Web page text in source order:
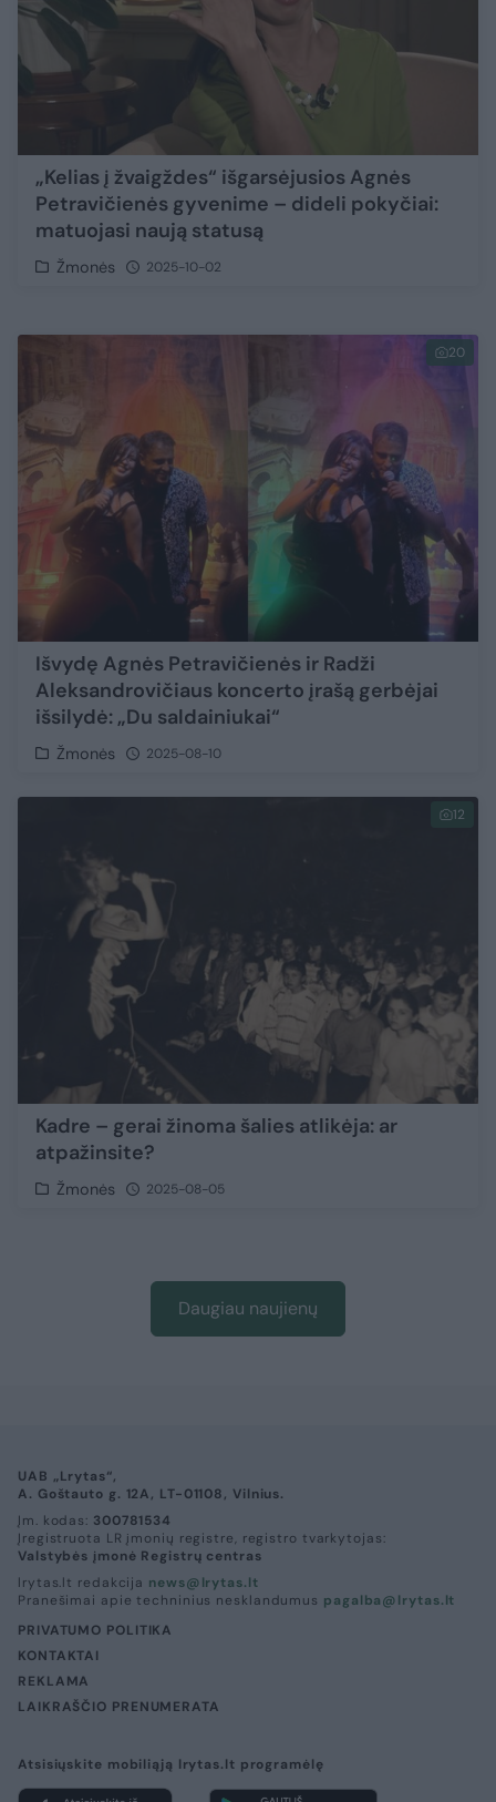
„Kelias į žvaigždes“ išgarsėjusios Agnės
Petravičienės gyvenime – dideli pokyčiai:
matuojasi naują statusą
Žmonės 2025-10-02
20
Išvydę Agnės Petravičienės ir Radži
Aleksandrovičiaus koncerto įrašą gerbėjai
išsilydė: „Du saldainiukai“
Žmonės 2025-08-10
12
Kadre – gerai žinoma šalies atlikėja: ar
atpažinsite?
Žmonės 2025-08-05
Daugiau naujienų
UAB „Lrytas“,
A. Goštauto g. 12A, LT-01108, Vilnius.
Įm. kodas: 300781534
Įregistruota LR įmonių registre, registro tvarkytojas:
Valstybės įmonė Registrų centras
lrytas.lt redakcija news@lrytas.lt
Pranešimai apie techninius nesklandumus pagalba@lrytas.lt
PRIVATUMO POLITIKA
KONTAKTAI
REKLAMA
LAIKRAŠČIO PRENUMERATA
Atsisiųskite mobiliąją lrytas.lt programėlę